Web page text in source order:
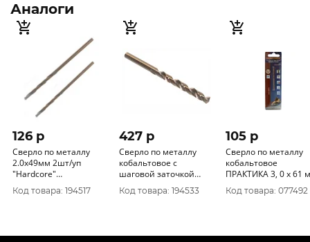
Аналоги
126 p
Сверло по металлу
2.0х49мм 2шт/уп
"Hardcore"
Кобальтовое 141020
Код товара: 194517
427 p
Сверло по металлу
кобальтовое с
шаговой заточкой
8.5х117мм "Hardcore"
Step Cobalt 141085
Код товара: 194533
105 p
Сверло по металлу
кобальтовое
ПРАКТИКА 3, 0 х 61 мм
Р6М5К5, (1шт.) блистер
033-413
Код товара: 077492